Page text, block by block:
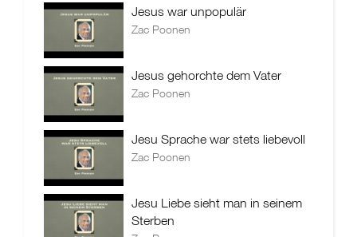
Jesus war unpopulär
Zac Poonen
Jesus gehorchte dem Vater
Zac Poonen
Jesu Sprache war stets liebevoll
Zac Poonen
Jesu Liebe sieht man in seinem
Sterben